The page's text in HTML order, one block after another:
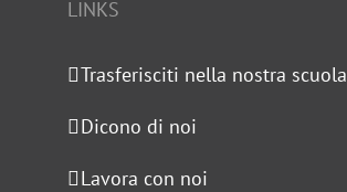
LINKS
Trasferisciti nella nostra scuola
Dicono di noi
Lavora con noi